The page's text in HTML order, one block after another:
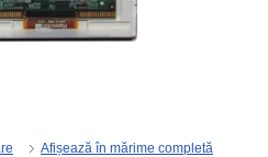
Afișează în mărime completă